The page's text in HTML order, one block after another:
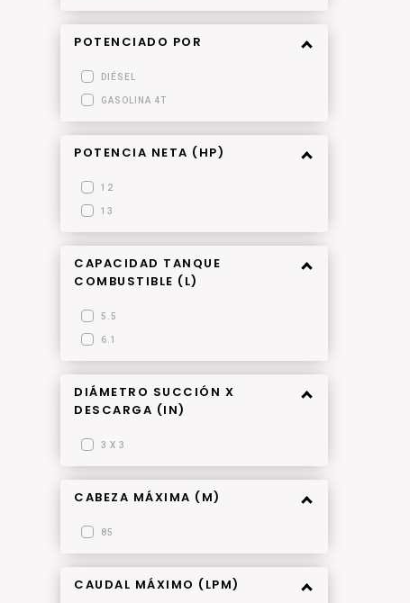
POTENCIADO POR
DIÉSEL
GASOLINA 4T
POTENCIA NETA (HP)
12
13
CAPACIDAD TANQUE
COMBUSTIBLE (L)
5.5
6.1
DIÁMETRO SUCCIÓN X
DESCARGA (IN)
3 X 3
CABEZA MÁXIMA (M)
85
CAUDAL MÁXIMO (LPM)